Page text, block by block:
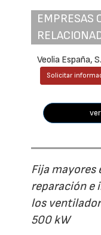
EMPRESAS
Veolia España,
Solicitar
Fija mayores
reparación e
los
500 kW